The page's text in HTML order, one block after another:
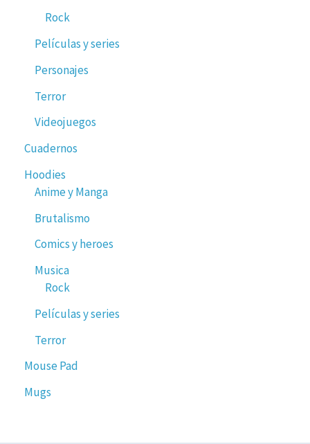
Rock
Películas y series
Personajes
Terror
Videojuegos
Cuadernos
Hoodies
Anime y Manga
Brutalismo
Comics y heroes
Musica
Rock
Películas y series
Terror
Mouse Pad
Mugs